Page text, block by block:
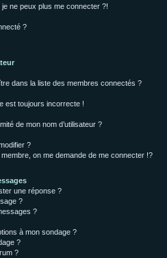
ne peux plus me connecter ?!
?
dans la liste des membres connectés ?
est toujours incorrecte !
de mon nom d’utilisateur ?
?
membre, on me demande de me connecter !?
une réponse ?
?
?
à mon sondage ?
?
?